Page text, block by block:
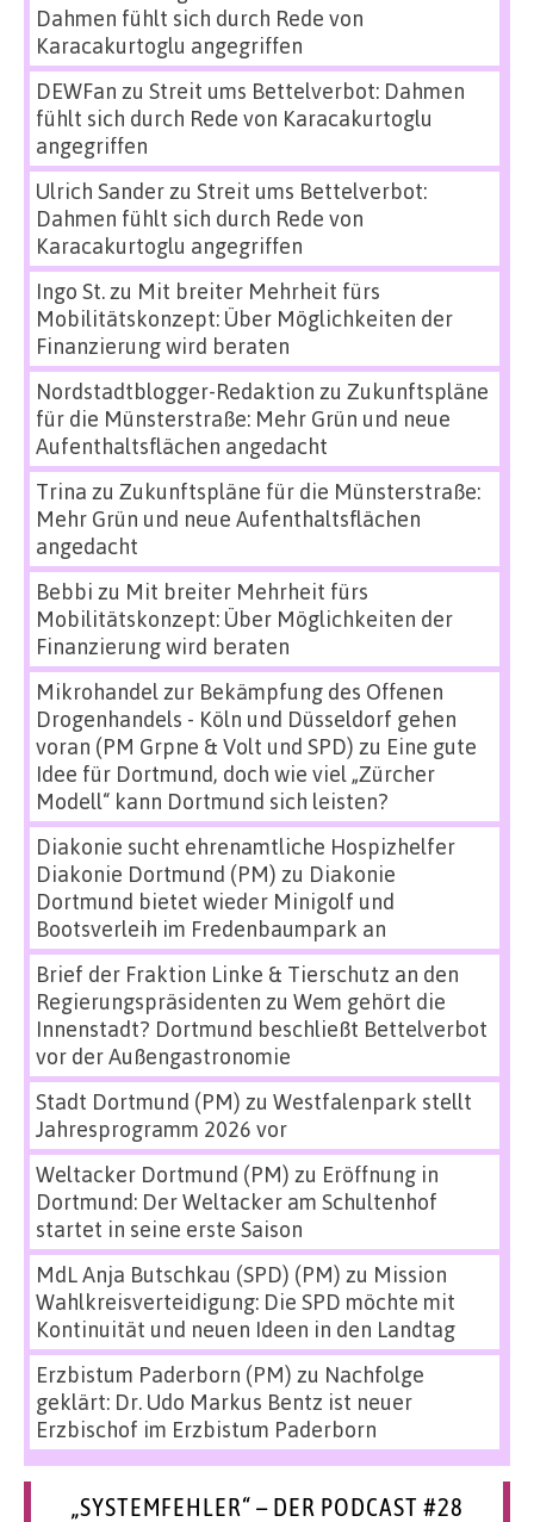
Dahmen fühlt sich durch Rede von
Karacakurtoglu angegriffen
DEWFan zu Streit ums Bettelverbot: Dahmen
fühlt sich durch Rede von Karacakurtoglu
angegriffen
Ulrich Sanderzu Streit ums Bettelverbot:
Dahmen fühlt sich durch Rede von
Karacakurtoglu angegriffen
Ingo St.zu Mit breiter Mehrheit fürs
Mobilitätskonzept: Über Möglichkeiten der
Finanzierung wird beraten
Nordstadtblogger-Redaktion zu Zukunftspläne
für die Münsterstraße: Mehr Grün und neue
Aufenthaltsflächen angedacht
Trina zu Zukunftspläne für die Münsterstraße:
Mehr Grün und neue Aufenthaltsflächen
angedacht
Bebbi zu Mit breiter Mehrheit fürs
Mobilitätskonzept: Über Möglichkeiten der
Finanzierung wird beraten
Mikrohandel zur Bekämpfung des Offenen
Drogenhandels - Köln und Düsseldorf gehen
voran (PM Grpne & Volt und SPD) zu Eine gute
Idee für Dortmund, doch wie viel „Zürcher
Modell“ kann Dortmund sich leisten?
Diakonie sucht ehrenamtliche Hospizhelfer
Diakonie Dortmund (PM) zu Diakonie
Dortmund bietet wieder Minigolf und
Bootsverleih im Fredenbaumpark an
Brief der Fraktion Linke & Tierschutz an den
Regierungspräsidenten zu Wem gehört die
Innenstadt? Dortmund beschließt Bettelverbot
vor der Außengastronomie
Stadt Dortmund (PM) zu Westfalenpark stellt
Jahresprogramm 2026 vor
Weltacker Dortmund (PM) zu Eröffnung in
Dortmund: Der Weltacker am Schultenhof
startet in seine erste Saison
MdL Anja Butschkau (SPD) (PM) zu Mission
Wahlkreisverteidigung: Die SPD möchte mit
Kontinuität und neuen Ideen in den Landtag
Erzbistum Paderborn (PM) zu Nachfolge
geklärt: Dr. Udo Markus Bentz ist neuer
Erzbischof im Erzbistum Paderborn
„SYSTEMFEHLER“ – DER PODCAST #28